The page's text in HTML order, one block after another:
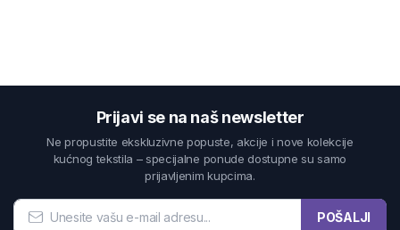
Prijavi se na naš newsletter
Ne propustite ekskluzivne popuste, akcije i nove kolekcije
kućnog tekstila – specijalne ponude dostupne su samo
prijavljenim kupcima.
POŠALJI